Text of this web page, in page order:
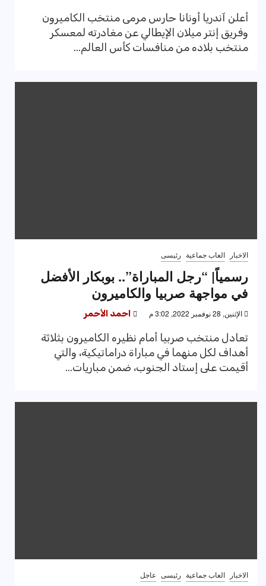
أعلن آندريا أونانا حارس مرمى منتخب الكاميرون
وفريق إنتر ميلان الإيطالي عن مغادرته لمعسكر
منتخب بلاده من منافسات كأس العالم...
الاخبار العاب جماعية رئيسى
رسمياً| “رجل المباراة”.. بوبكار الأفضل
في مواجهة صربيا والكاميرون
الإثنين, 28 نوفمبر 2022, 3:02 م احمد الأحمر
تعادل منتخب صربيا أمام نظيره الكاميرون بثلاثة
أهداف لكل منهما في مباراة دراماتيكية، والتي
أقيمت على إستاد الجنوب، ضمن مباريات...
الاخبار العاب جماعية رئيسى عاجل